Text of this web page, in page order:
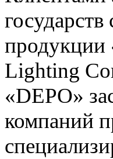
продукции
Lighting
«DEPO»
компаний